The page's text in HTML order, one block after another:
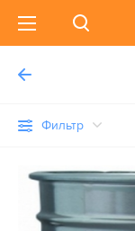
Фильтр